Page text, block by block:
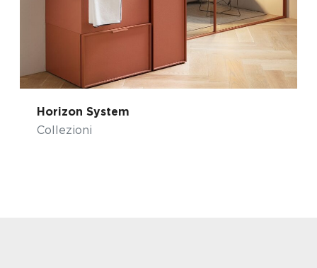
Horizon System
Collezioni